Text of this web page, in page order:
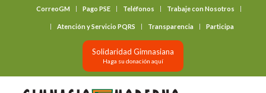
CorreoGM Pago PSE Teléfonos Trabaje con Nosotros
Atención y Servicio PQRS Transparencia Participa
Solidaridad Gimnasiana
Haga su donación aquí